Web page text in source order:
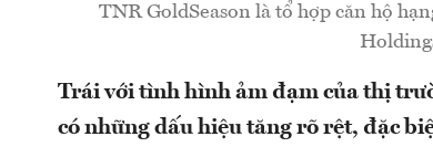
TNR GoldSeason là tổ hợp căn hộ
Trái với tình hình ảm đạm của thị
có những dấu hiệu tăng rõ rệt, đặc